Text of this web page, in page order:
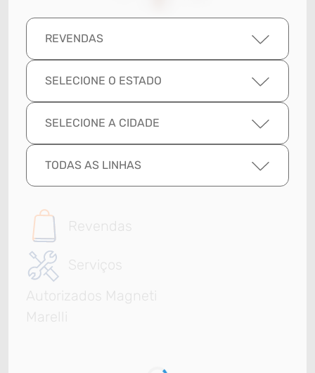
REVENDAS
SELECIONE O ESTADO
SELECIONE A CIDADE
TODAS AS LINHAS
Revendas
Serviços
Autorizados Magneti
Marelli